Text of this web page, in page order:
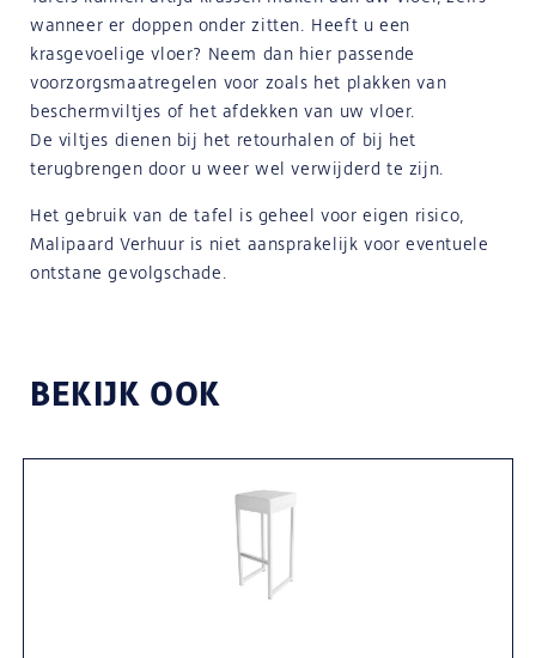
wanneer er doppen onder zitten. Heeft u een
krasgevoelige vloer? Neem dan hier passende
voorzorgsmaatregelen voor zoals het plakken van
beschermviltjes of het afdekken van uw vloer.
De viltjes dienen bij het retourhalen of bij het
terugbrengen door u weer wel verwijderd te zijn.
Het gebruik van de tafel is geheel voor eigen risico,
Malipaard Verhuur is niet aansprakelijk voor eventuele
ontstane gevolgschade.
BEKIJK OOK